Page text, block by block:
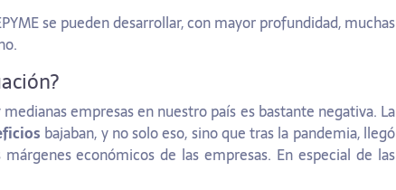
se pueden desarrollar, con mayor profundidad, muchas
empresas en nuestro país es bastante negativa. La
bajaban, y no solo eso, sino que tras la pandemia, llegó
económicos de las empresas. En especial de las